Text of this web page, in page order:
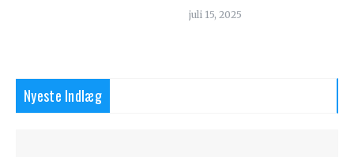
juli 15, 2025
Nyeste Indlæg